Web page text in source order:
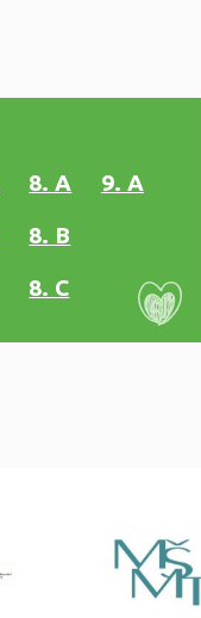
8. A
8. B
8. C
9. A